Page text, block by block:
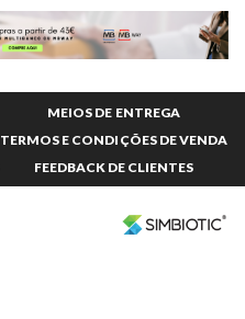
MEIOS DE ENTREGA
TERMOS E CONDIÇÕES DE VENDA
FEEDBACK DE CLIENTES